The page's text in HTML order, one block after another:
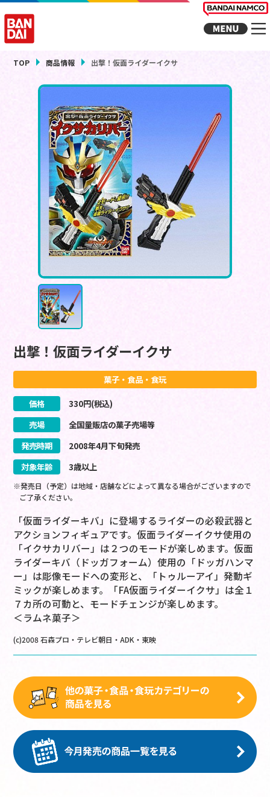
TOP 商品情報 出撃！仮面ライダーイクサ
出撃！仮面ライダーイクサ
菓子・食品・食玩
価格 330円(税込)
売場
全国量販店の菓子売場等
発売時期
2008年4月下旬発売
対象年齢
3歳以上
※発売日（予定）は地域・店舗などによって異なる場合がございますので
ご了承ください。
「仮面ライダーキバ」に登場するライダーの必殺武器と
アクションフィギュアです。仮面ライダーイクサ使用の
「イクサカリバー」は２つのモードが楽しめます。仮面
ライダーキバ（ドッガフォーム）使用の「ドッガハンマ
ー」は彫像モードへの変形と、「トゥルーアイ」発動ギ
ミックが楽しめます。「FA仮面ライダーイクサ」は全１
７カ所の可動と、モードチェンジが楽しめます。
＜ラムネ菓子＞
(c)2008 石森プロ・テレビ朝日・ADK・東映